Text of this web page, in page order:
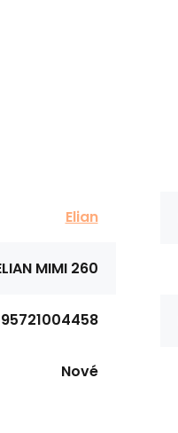
Elian
MIMI 260
Nové